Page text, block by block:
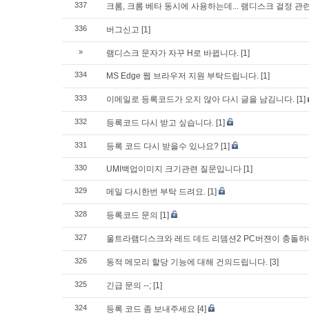
337 크롬, 크롬 베타 동시에 사용하는데... 램디스크 걸정 관
336 버그신고 [1]
» 램디스크 문자가 자꾸 H로 바뀝니다. [1]
334 MS Edge 웹 브라우저 지원 부탁드립니다. [1]
333 이메일로 등록코드가 오지 않아 다시 글을 남김니다. [1]
332 등록코드 다시 받고 싶습니다. [1]
331 등록 코드 다시 받을수 있나요? [1]
330 UMI백업이미지 크기관련 질문입니다 [1]
329 메일 다시한번 부탁 드려요. [1]
328 등록코드 문의 [1]
327 울트라램디스크와 레드 데드 리뎀션2 PC버젼이 충돌하
326 동적 메모리 할당 기능에 대해 건의드립니다. [3]
325 긴급 문의 --; [1]
324 등록 코드 좀 보내주세요 [4]